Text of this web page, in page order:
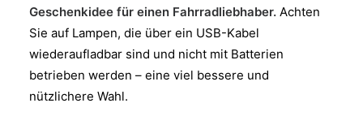
Geschenkidee für einen Fahrradliebhaber. Achten
Sie auf Lampen, die über ein USB-Kabel
wiederaufladbar sind und nicht mit Batterien
betrieben werden – eine viel bessere und
nützlichere Wahl.